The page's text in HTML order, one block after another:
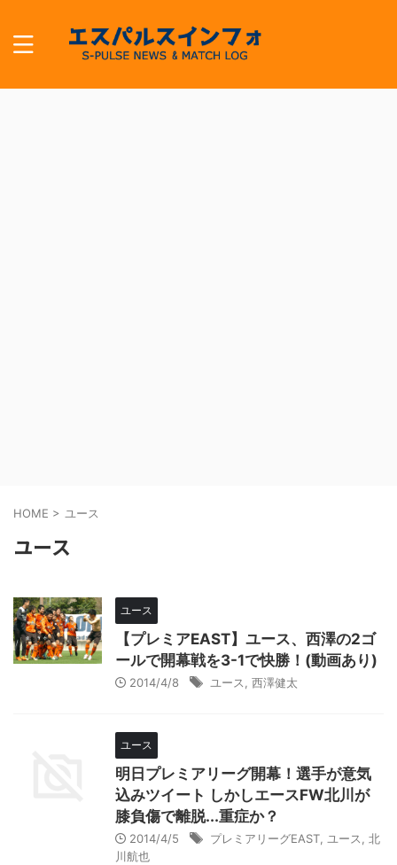
HOME > ユース
ユース
ユース
【プレミアEAST】ユース、西澤の2ゴ
ールで開幕戦を3-1で快勝！(動画あり)
2014/4/8 ユース 西澤健太
ユース
明日プレミアリーグ開幕！選手が意気
込みツイート しかしエースFW北川が
膝負傷で離脱...重症か？
2014/4/5 プレミアリーグEAST ユース
北
川航也